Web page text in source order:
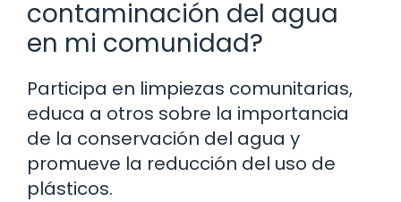
contaminación del agua
en mi comunidad?
Participa en limpiezas comunitarias,
educa a otros sobre la importancia
de la conservación del agua y
promueve la reducción del uso de
plásticos.